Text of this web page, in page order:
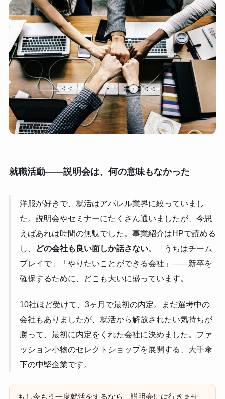
就職活動——説明会は、何の意味もなかった
洋服が好きで、就活はアパレル業界に絞っていまし
た。説明会やセミナーにたくさん通いましたが、今思
えばあれは時間の無駄でした。事業紹介はHPで読める
し、
どの会社も良い面しか話さない。「うちはチーム
プレイで」「やりたいことができる会社」——新卒を
確保するために、どこも大いに盛っています。
10社ほど受けて、3ヶ月で最初の内定。まだ選考中の
会社もありましたが、就活から解放されたい気持ちが
勝って、最初に内定をくれた会社に決めました。ファ
ッション小物のセレクトショップを展開する、大手傘
下の中堅企業です。
もし今もう一度就活をするなら、説明会には行きませ